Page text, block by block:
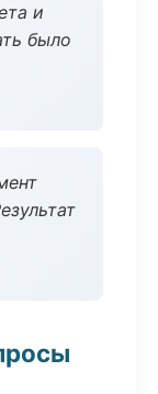
и
было